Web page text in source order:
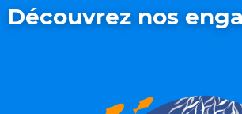
Découvrez nos